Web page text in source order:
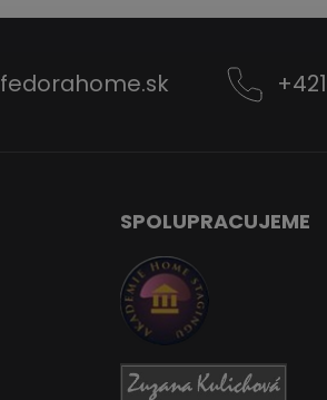
fedorahome.sk
SPOLUPRACUJEME